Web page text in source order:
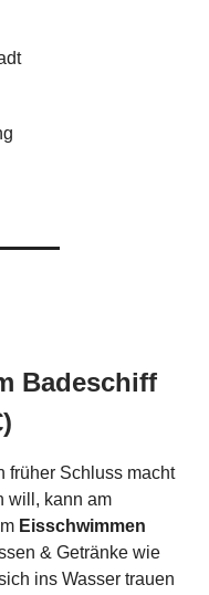
Badeschiff
früher Schluss macht
will, kann am
Eisschwimmen
& Getränke wie
ins Wasser trauen